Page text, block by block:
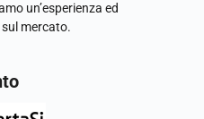
un’esperienza ed
mercato.